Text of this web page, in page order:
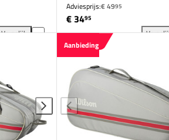
Vergelijk
HEAD Base 6 Racketbag toevoegen aan vergelijking
Adviesprijs:€ 4995
€ 3495
Aanbieding